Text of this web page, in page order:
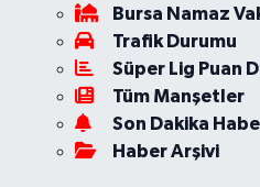
Bursa Namaz
Trafik Durumu
Süper Lig Puan
Tüm Manşetler
Son Dakika
Haber Arşivi